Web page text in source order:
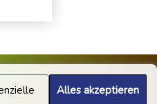
Alles akzeptieren